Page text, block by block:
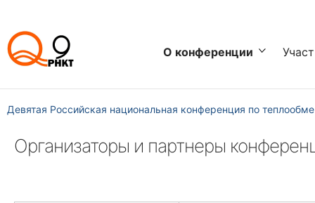
О конференции
Девятая Российская национальная конференция по
Организаторы и партнеры